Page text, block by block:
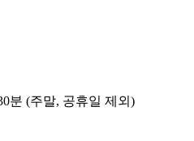
분 (주말, 공휴일 제외)